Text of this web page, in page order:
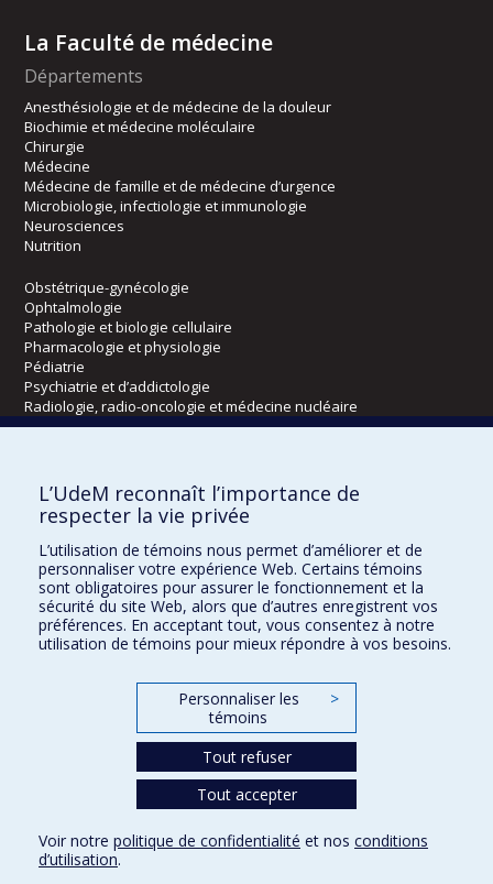
La Faculté de médecine
Départements
Anesthésiologie et de médecine de la douleur
Biochimie et médecine moléculaire
Chirurgie
Médecine
Médecine de famille et de médecine d’urgence
Microbiologie, infectiologie et immunologie
Neurosciences
Nutrition
Obstétrique-gynécologie
Ophtalmologie
Pathologie et biologie cellulaire
Pharmacologie et physiologie
Pédiatrie
Psychiatrie et d’addictologie
Radiologie, radio-oncologie et médecine nucléaire
Écoles
Kinésiologie et des sciences de l’activité physique
Orthophonie et audiologie
Réadaptation
Directions
DPC
CPASS
L’UdeM reconnaît l’importance de
respecter la vie privée
L’utilisation de témoins nous permet d’améliorer et de
personnaliser votre expérience Web. Certains témoins
sont obligatoires pour assurer le fonctionnement et la
sécurité du site Web, alors que d’autres enregistrent vos
préférences. En acceptant tout, vous consentez à notre
utilisation de témoins pour mieux répondre à vos besoins.
Personnaliser les
témoins
>
Tout refuser
Tout accepter
Voir notre politique de confidentialité et nos conditions
d’utilisation.